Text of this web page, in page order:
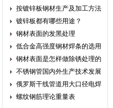
按镀锌板钢材生产及加工方法
镀锌板都有哪些用途？
钢材表面的发黑处理
低合金高强度钢材焊条的选用
钢材表面是怎样做除锈处理的
不锈钢管国内外生产技术发展
俄罗斯干线管道用大口径电焊
螺纹钢筋理论重量表